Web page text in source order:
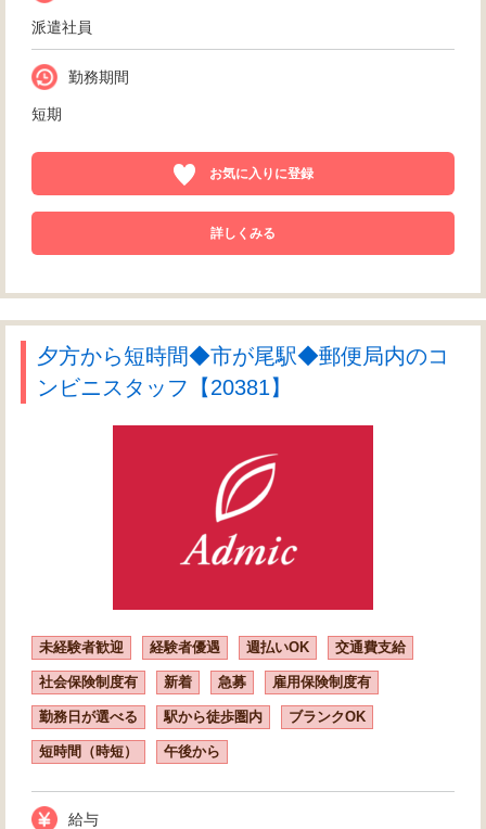
派遣社員
勤務期間
短期
お気に入りに登録
詳しくみる
夕方から短時間◆市が尾駅◆郵便局内のコ
ンビニスタッフ【20381】
未経験者歓迎 経験者優遇 週払いOK 交通費支給
社会保険制度有 新着 急募 雇用保険制度有
勤務日が選べる 駅から徒歩圏内 ブランクOK
短時間（時短） 午後から
給与